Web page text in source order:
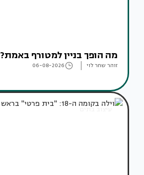
מה הופך בניין למטורף באמת?
זוהר שחר לוי 06-08-2026
עיצוב בתים